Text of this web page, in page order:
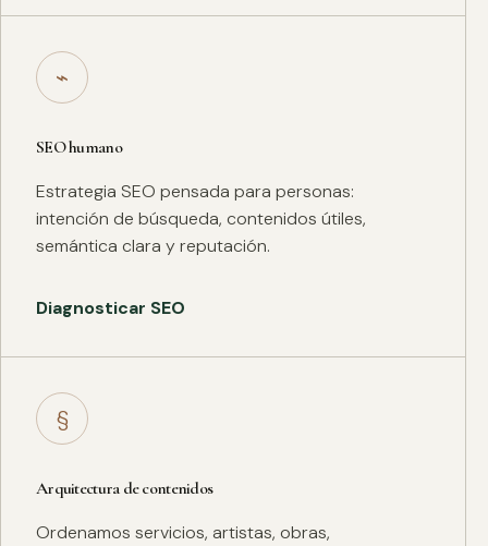
⌁
SEO humano
Estrategia SEO pensada para personas:
intención de búsqueda, contenidos útiles,
semántica clara y reputación.
Diagnosticar SEO
§
Arquitectura de contenidos
Ordenamos servicios, artistas, obras,